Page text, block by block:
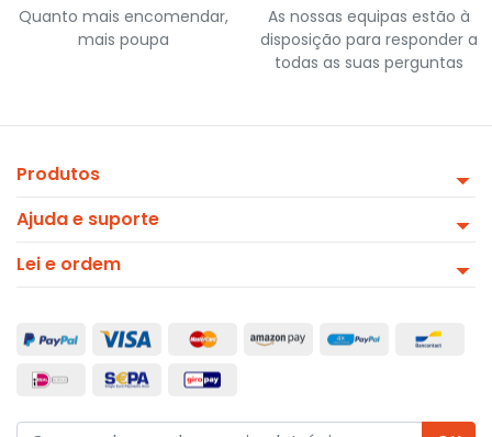
Quanto mais encomendar,
mais poupa
As nossas equipas estão à
disposição para responder a
todas as suas perguntas
Produtos
Ajuda e suporte
Lei e ordem